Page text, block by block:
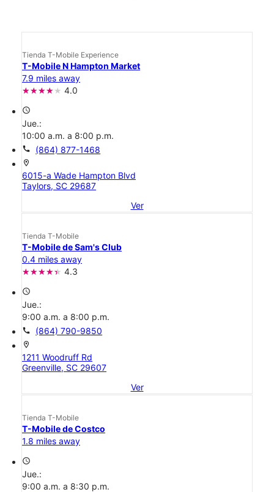
Tienda T-Mobile Experience
T-Mobile N Hampton Market
7.9 miles away
4.0
access_time
Jue.:
10:00 a.m. a 8:00 p.m.
call (864) 877-1468
location_on
6015-a Wade Hampton Blvd
Taylors, SC 29687
Ver
Tienda T-Mobile
T-Mobile de Sam's Club
0.4 miles away
4.3
access_time
Jue.:
9:00 a.m. a 8:00 p.m.
call (864) 790-9850
location_on
1211 Woodruff Rd
Greenville, SC 29607
Ver
Tienda T-Mobile
T-Mobile de Costco
1.8 miles away
access_time
Jue.:
9:00 a.m. a 8:30 p.m.